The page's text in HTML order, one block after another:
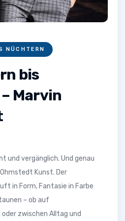
NÜCHTERN
bis
Marvin
und vergänglich. Und genau
Kunst. Der
in Form, Fantasie in Farbe
– ob auf
zwischen Alltag und